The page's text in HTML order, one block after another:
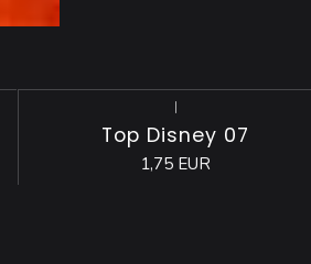
|
Top Disney 07
1,75 EUR